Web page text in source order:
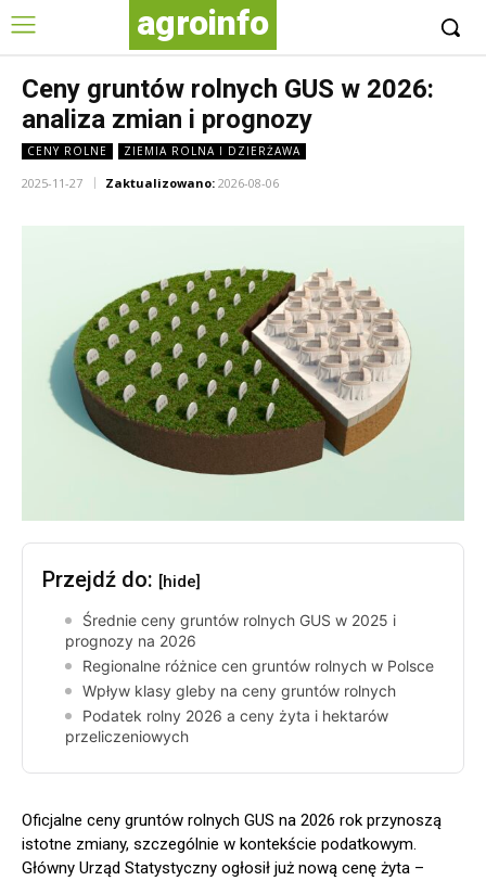
agroinfo
Ceny gruntów rolnych GUS w 2026:
analiza zmian i prognozy
CENY ROLNE ZIEMIA ROLNA I DZIERŻAWA
2025-11-27 Zaktualizowano: 2026-08-06
Przejdź do: [hide]
Średnie ceny gruntów rolnych GUS w 2025 i
prognozy na 2026
Regionalne różnice cen gruntów rolnych w Polsce
Wpływ klasy gleby na ceny gruntów rolnych
Podatek rolny 2026 a ceny żyta i hektarów
przeliczeniowych
Oficjalne ceny gruntów rolnych GUS na 2026 rok przynoszą
istotne zmiany, szczególnie w kontekście podatkowym.
Główny Urząd Statystyczny ogłosił już nową cenę żyta –